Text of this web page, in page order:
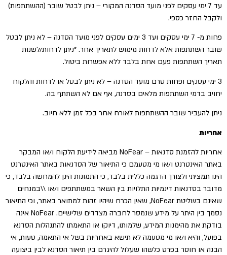
עד 7 ימי עסקים לפני מועד הסדנה המקורי – ניתן לבטל שובר (ההשתתפות)
ולקבל החזר כספי.
פחות מ- 7 ימי עסקים ועד 3 ימים עסקים לפני מועד הסדנה – לא ניתן לבטל
שובר השתתפות אלא לדחות מימוש לתאריך אחר. *ניתן לדחות/לשנות
תאריך השתתפות פעם אחת בלבד ללא אפשרות ביטול.
3 ימי עסקים ופחות טרם מועד הסדנה – לא ניתן לבטל או לדחות והלקוח
יחויב בדמי השתתפות מלאים בסדנה, אף אם לא השתתף בה.
ניתן להעביר שובר ההשתתפות לאורח אחר בכל זמן ללא חיוב.
אחריות
אחריות להזמנת סדנאות – NoFear מביאה לידיעת הלקוח ו/או המבקר
באתר האינטרנט ו/או מי מטעמם כי התיאור של הסדנאות באתר האינטרנט
הינו תמציתי ולצורך הדגמה כללית בלבד, כי התמונות הינן להמחשה בלבד, כי
מדובר בסדנאות דינמיות התלויות בין השאר במשתתפים ו/או \\במנחים
שאינם בשליטת NoFear, שאין הכרח שיהיו זהות למתואר באתר, וכי התיאור
נסמך בין היתר על מידע שנמסר לחברה מצדדים שלישיים. NoFear אינה
בודקת את מהימנות המידע, שלמותו, דיוקו או התאמתו להתנהלות הסדנא
בפועל, והיא ו/או מי מטעמה לא תישא באחריות בשל אי התאמה, טעות, אי
הבנה או חוסר בפרט כלשהו שעלול להיגרם בין תיאור הסדנא לבין ביצועה